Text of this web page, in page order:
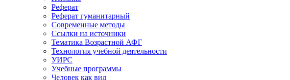
Реферат
Реферат гуманитарный
Современные методы
Ссылки на источники
Тематика Возрастной АФГ
Технология учебной деятельности
УИРС
Учебные программы
Человек как вид